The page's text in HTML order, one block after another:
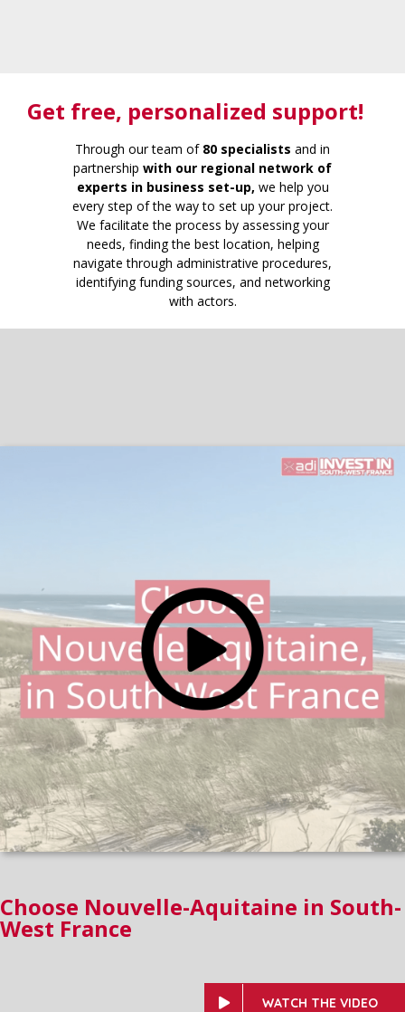
Get free, personalized support!
Through our team of 80 specialists and in
partnership with our regional network of
experts in business set-up, we help you
every step of the way to set up your project.
We facilitate the process by assessing your
needs, finding the best location, helping
navigate through administrative procedures,
identifying funding sources, and networking
with actors.
Choose Nouvelle-Aquitaine in South-
West France
WATCH THE VIDEO